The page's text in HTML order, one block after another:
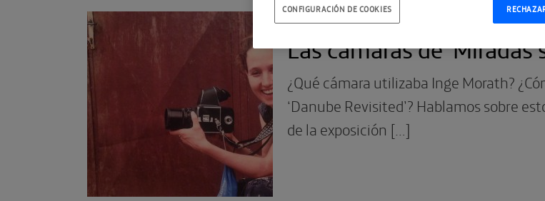
16.06.2016
Las cámaras de ‘Miradas
¿Qué cámara utilizaba Inge Morath?
‘Danube Revisited’? Hablamos sobre
de la exposición […]
CONFIGURACIÓN DE COOKIES